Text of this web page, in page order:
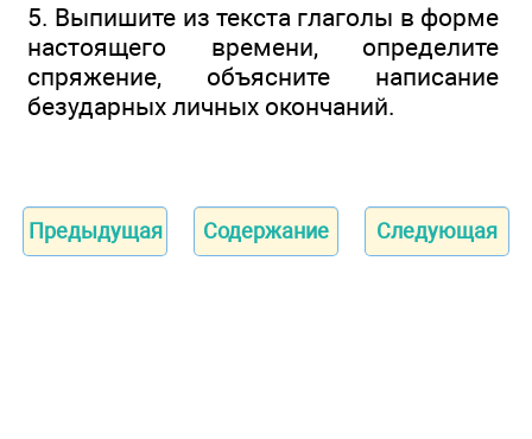
5. Выпишите из текста глаголы в форме
настоящего времени, определите
спряжение, объясните написание
безударных личных окончаний.
Предыдущая Содержание Следующая